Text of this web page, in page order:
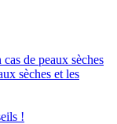
de peaux sèches
sèches et les
!